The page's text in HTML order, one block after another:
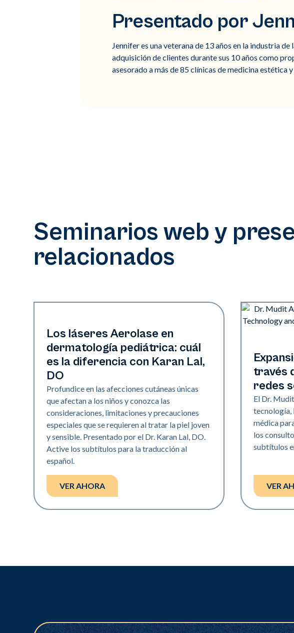
Presentado por
Jennifer es una veterana de 13 años en la industria
adquisición de clientes durante sus 10 años como
asesorado a más de 85 clínicas de medicina estética
Seminarios web y
relacionados
Art of Diversity
Los láseres Aerolase en
dermatología pediátrica: cuál
es la diferencia con Karan Lal,
DO
Profundice en las afecciones cutáneas únicas
que afectan a los niños y conozca las
consideraciones, limitaciones y precauciones
especiales que se requieren al tratar la piel joven
y sensible. Presentado por el Dr. Karan Lal, DO.
Active los subtítulos para la traducción al
español.
VER AHORA
Art of
través
redes
El Dr.
tecnología,
médica
los
subtítulos
VER